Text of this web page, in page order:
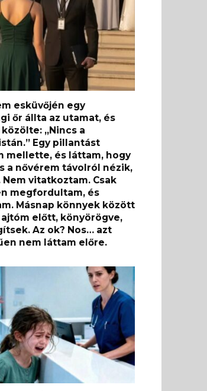
esküvőjén egy
őr állta az utamat, és
„Nincs a
Egy pillantást
mellette, és láttam, hogy
a nővérem távolról nézik,
Nem vitatkoztam. Csak
megfordultam, és
Másnap könnyek között
előtt, könyörögve,
Az ok? Nos… azt
nem láttam előre.